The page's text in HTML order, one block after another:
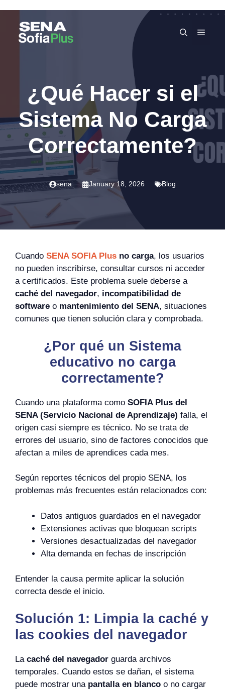
content
¿Qué Hacer si el
Sistema No Carga
Correctamente?
sena January 18, 2026 Blog
Cuando SENA SOFIA Plus no carga, los usuarios
no pueden inscribirse, consultar cursos ni acceder
a certificados. Este problema suele deberse a
caché del navegador, incompatibilidad de
software o mantenimiento del SENA, situaciones
comunes que tienen solución clara y comprobada.
¿Por qué un Sistema
educativo no carga
correctamente?
Cuando una plataforma como SOFIA Plus del
SENA (Servicio Nacional de Aprendizaje) falla, el
origen casi siempre es técnico. No se trata de
errores del usuario, sino de factores conocidos que
afectan a miles de aprendices cada mes.
Según reportes técnicos del propio SENA, los
problemas más frecuentes están relacionados con:
Datos antiguos guardados en el navegador
Extensiones activas que bloquean scripts
Versiones desactualizadas del navegador
Alta demanda en fechas de inscripción
Entender la causa permite aplicar la solución
correcta desde el inicio.
Solución 1: Limpia la caché y
las cookies del navegador
La caché del navegador guarda archivos
temporales. Cuando estos se dañan, el sistema
puede mostrar una pantalla en blanco o no cargar